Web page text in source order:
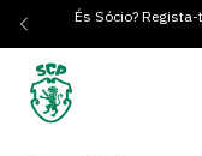
És Sócio?